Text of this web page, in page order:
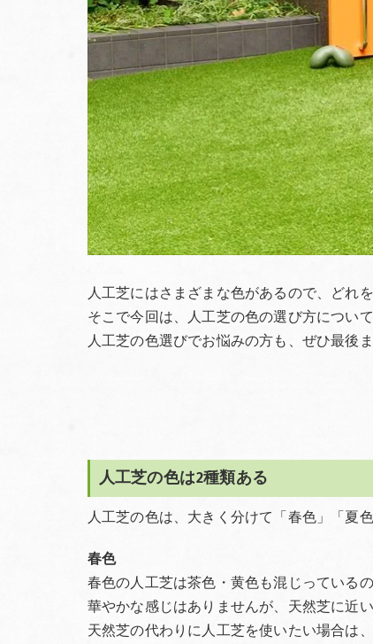
人工芝にはさまざまな色があるので、どれ
そこで今回は、人工芝の色の選び方につい
人工芝の色選びでお悩みの方も、ぜひ最後
人工芝の色は2種類ある
人工芝の色は、大きく分けて「春色」「夏
春色
春色の人工芝は茶色・黄色も混じっている
華やかな感じはありませんが、天然芝に近い
天然芝の代わりに人工芝を使いたい場合は